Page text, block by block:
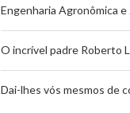
Engenharia Agronômica
O incrível padre Roberto
Dai-lhes vós mesmos de